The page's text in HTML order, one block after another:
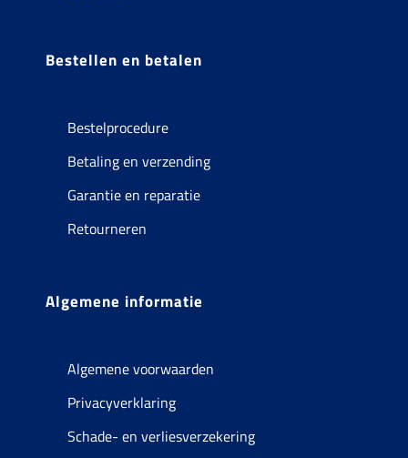
Bestellen en betalen
Bestelprocedure
Betaling en verzending
Garantie en reparatie
Retourneren
Algemene informatie
Algemene voorwaarden
Privacyverklaring
Schade- en verliesverzekering